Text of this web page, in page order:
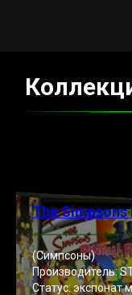
The Simpsons
(Симпсоны)
Производитель:
Статус: экспонат